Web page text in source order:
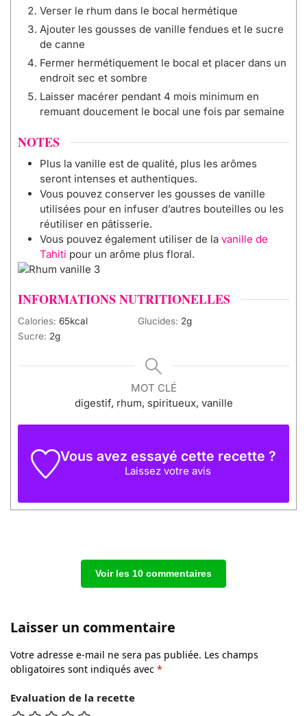
Verser le rhum dans le bocal hermétique
Ajouter les gousses de vanille fendues et le sucre
de canne
Fermer hermétiquement le bocal et placer dans un
endroit sec et sombre
Laisser macérer pendant 4 mois minimum en
remuant doucement le bocal une fois par semaine
NOTES
Plus la vanille est de qualité, plus les arômes
seront intenses et authentiques.
Vous pouvez conserver les gousses de vanille
utilisées pour en infuser d’autres bouteilles ou les
réutiliser en pâtisserie.
Vous pouvez également utiliser de la vanille de
Tahiti pour un arôme plus floral.
INFORMATIONS NUTRITIONELLES
Calories: 65kcal Glucides: 2g
Sucre: 2g
MOT CLÉ
digestif, rhum, spiritueux, vanille
Vous avez essayé cette recette ?
Laissez votre avis
Voir les 10 commentaires
Laisser un commentaire
Votre adresse e-mail ne sera pas publiée. Les champs
obligatoires sont indiqués avec *
Evaluation de la recette